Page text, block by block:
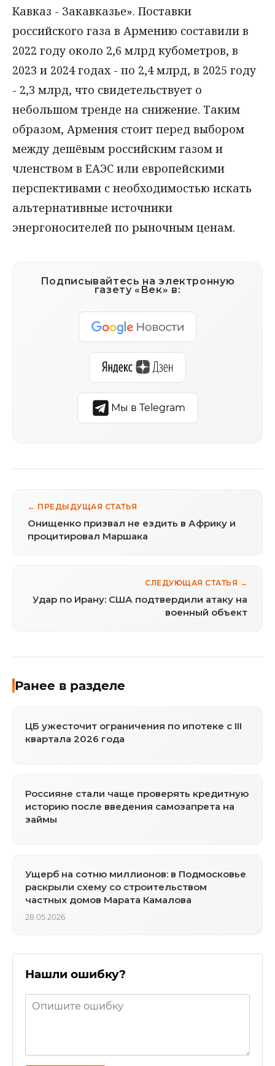
Кавказ - Закавказье». Поставки
российского газа в Армению составили в
2022 году около 2,6 млрд кубометров, в
2023 и 2024 годах - по 2,4 млрд, в 2025 году
- 2,3 млрд, что свидетельствует о
небольшом тренде на снижение. Таким
образом, Армения стоит перед выбором
между дешёвым российским газом и
членством в ЕАЭС или европейскими
перспективами с необходимостью искать
альтернативные источники
энергоносителей по рыночным ценам.
Подписывайтесь на электронную
газету «Век» в:
Мы в Telegram
← ПРЕДЫДУЩАЯ СТАТЬЯ
Онищенко призвал не ездить в Африку и
процитировал Маршака
СЛЕДУЮЩАЯ СТАТЬЯ →
Удар по Ирану: США подтвердили атаку на
военный объект
Ранее в разделе
ЦБ ужесточит ограничения по ипотеке с III
квартала 2026 года
Россияне стали чаще проверять кредитную
историю после введения самозапрета на
займы
Ущерб на сотню миллионов: в Подмосковье
раскрыли схему со строительством
частных домов Марата Камалова
28.05.2026
Нашли ошибку?